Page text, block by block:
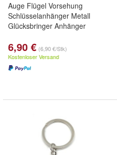
Auge Flügel Vorsehung
Schlüsselanhänger Metall
Glücksbringer Anhänger
6,90 € (6,90 €/Stk)
Kostenloser Versand